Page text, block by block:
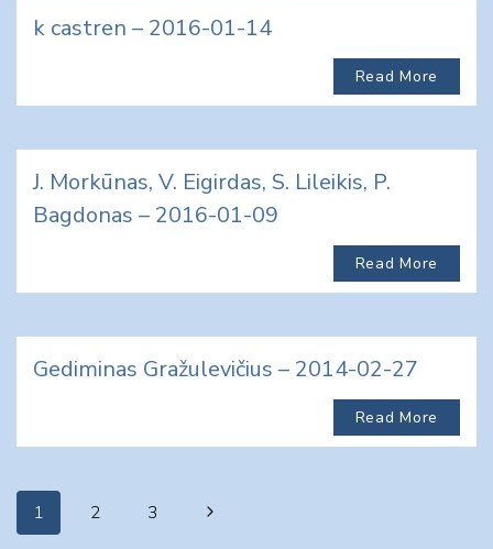
k castren – 2016-01-14
Read More
J. Morkūnas, V. Eigirdas, S. Lileikis, P.
Bagdonas – 2016-01-09
Read More
Gediminas Gražulevičius – 2014-02-27
Read More
Page
1 2 3
Next